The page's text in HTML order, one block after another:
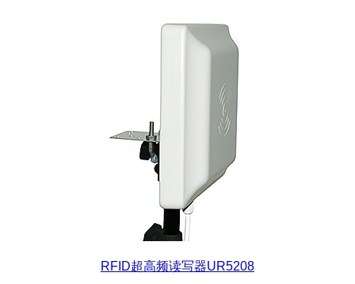
RFID超高频读写器UR5208